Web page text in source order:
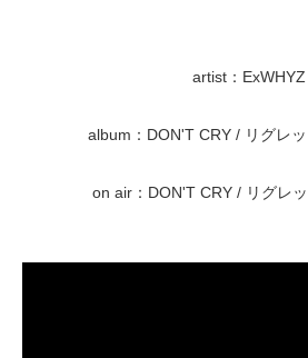
artist：ExWHYZ
album：DON'T CRY / リグレッ
on air：DON'T CRY / リグレッ